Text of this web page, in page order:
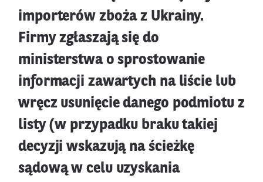
importerów zboża z Ukrainy.
Firmy zgłaszają się do
ministerstwa o sprostowanie
informacji zawartych na liście lub
wręcz usunięcie danego podmiotu z
listy (w przypadku braku takiej
decyzji wskazują na ścieżkę
sądową w celu uzyskania